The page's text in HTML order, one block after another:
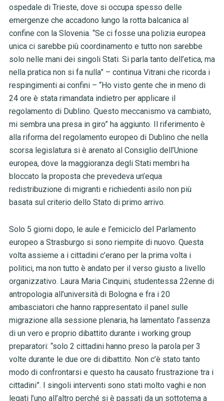
ospedale di Trieste, dove si occupa spesso delle
emergenze che accadono lungo la rotta balcanica al
confine con la Slovenia. “Se ci fosse una polizia europea
unica ci sarebbe più coordinamento e tutto non sarebbe
solo nelle mani dei singoli Stati. Si parla tanto dell’etica, ma
nella pratica non si fa nulla” – continua Vitrani che ricorda i
respingimenti ai confini – “Ho visto gente che in meno di
24 ore è stata rimandata indietro per applicare il
regolamento di Dublino. Questo meccanismo va cambiato,
mi sembra una presa in giro” ha aggiunto. Il riferimento è
alla riforma del regolamento europeo di Dublino che nella
scorsa legislatura si è arenato al Consiglio dell’Unione
europea, dove la maggioranza degli Stati membri ha
bloccato la proposta che prevedeva un’equa
redistribuzione di migranti e richiedenti asilo non più
basata sul criterio dello Stato di primo arrivo.
Solo 5 giorni dopo, le aule e l’emiciclo del Parlamento
europeo a Strasburgo si sono riempite di nuovo. Questa
volta assieme a i cittadini c’erano per la prima volta i
politici, ma non tutto è andato per il verso giusto a livello
organizzativo. Laura Maria Cinquini, studentessa 22enne di
antropologia all’università di Bologna e fra i 20
ambasciatori che hanno rappresentato il panel sulle
migrazione alla sessione plenaria, ha lamentato l’assenza
di un vero e proprio dibattito durante i working group
preparatori: “solo 2 cittadini hanno preso la parola per 3
volte durante le due ore di dibattito. Non c’è stato tanto
modo di confrontarsi e questo ha causato frustrazione tra i
cittadini”. I singoli interventi sono stati molto vaghi e non
legati l’uno all’altro perché si è passati da un sottotema a